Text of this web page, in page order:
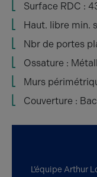
Surface RDC :
Haut. libre min.
Nbr de portes
Ossature :
Murs
Couverture :
L’équipe Arthur